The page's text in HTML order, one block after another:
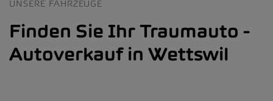
UNSERE FAHRZEUGE
Finden Sie Ihr Traumauto -
Autoverkauf in Wettswil